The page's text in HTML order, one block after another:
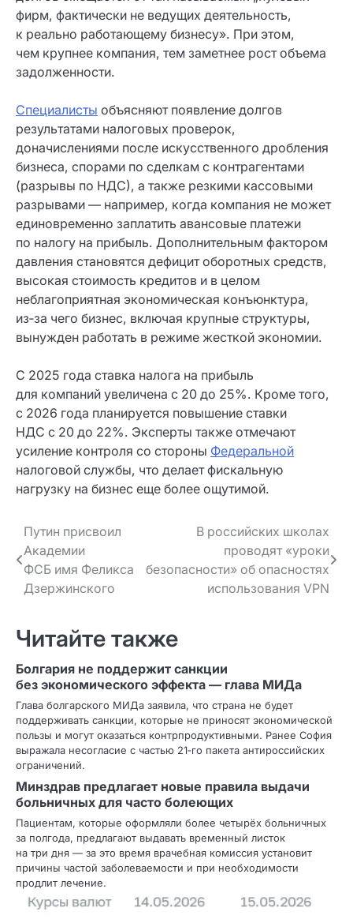
фирм, фактически не ведущих деятельность,
к реально работающему бизнесу». При этом,
чем крупнее компания, тем заметнее рост объема
задолженности.
Специалисты объясняют появление долгов
результатами налоговых проверок,
доначислениями после искусственного дробления
бизнеса, спорами по сделкам с контрагентами
(разрывы по НДС), а также резкими кассовыми
разрывами — например, когда компания не может
единовременно заплатить авансовые платежи
по налогу на прибыль. Дополнительным фактором
давления становятся дефицит оборотных средств,
высокая стоимость кредитов и в целом
неблагоприятная экономическая конъюнктура,
из‑за чего бизнес, включая крупные структуры,
вынужден работать в режиме жесткой экономии.
С 2025 года ставка налога на прибыль
для компаний увеличена с 20 до 25%. Кроме того,
с 2026 года планируется повышение ставки
НДС с 20 до 22%. Эксперты также отмечают
усиление контроля со стороны Федеральной
налоговой службы, что делает фискальную
нагрузку на бизнес еще более ощутимой.
Навигация
по записям
Путин присвоил
Академии
ФСБ имя Феликса
Дзержинского
В российских школах
проводят «уроки
безопасности» об опасностях
использования VPN
Читайте также
Болгария не поддержит санкции
без экономического эффекта — глава МИДа
Глава болгарского МИДа заявила, что страна не будет
поддерживать санкции, которые не приносят экономической
пользы и могут оказаться контрпродуктивными. Ранее София
выражала несогласие с частью 21‑го пакета антироссийских
ограничений.
Минздрав предлагает новые правила выдачи
больничных для часто болеющих
Пациентам, которые оформляли более четырёх больничных
за полгода, предлагают выдавать временный листок
на три дня — за это время врачебная комиссия установит
причины частой заболеваемости и при необходимости
продлит лечение.